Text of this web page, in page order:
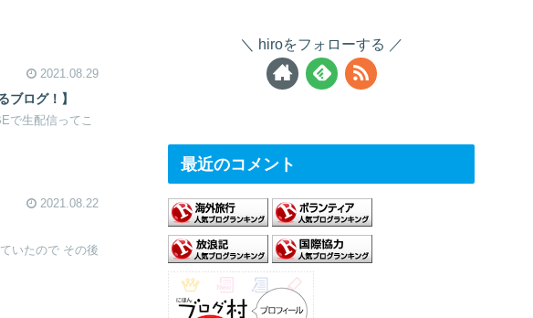
2021.08.29
ブログ！】
で生配信ってこ
2021.08.22
いたので その後
hiroをフォローする
最近のコメント